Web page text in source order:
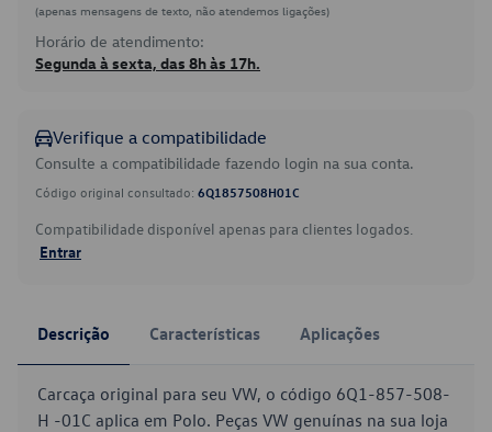
(apenas mensagens de texto, não atendemos ligações)
Horário de atendimento:
Segunda à sexta, das 8h às 17h.
Verifique a compatibilidade
Consulte a compatibilidade fazendo login na sua conta.
Código original consultado: 6Q1857508H01C
Compatibilidade disponível apenas para clientes logados.
Entrar
Descrição Características Aplicações
Carcaça original para seu VW, o código 6Q1-857-508-
H -01C aplica em Polo. Peças VW genuínas na sua loja